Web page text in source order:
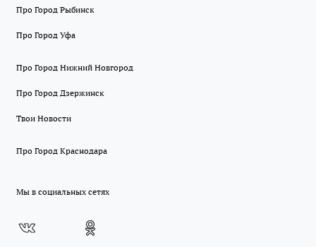
Про Город Рыбинск
Про Город Уфа
Про Город Нижний Новгород
Про Город Дзержинск
Твои Новости
Про Город Краснодара
Мы в социальных сетях